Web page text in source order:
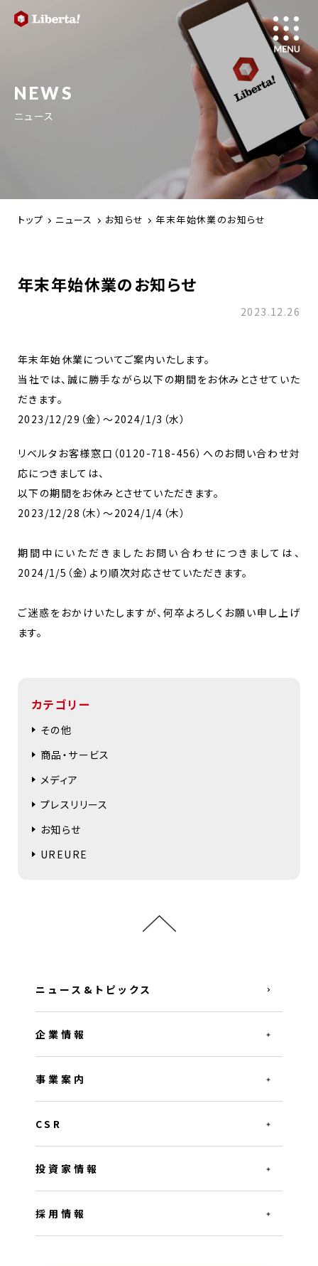
NEWS
ニュース
トップ ニュース お知らせ 年末年始休業のお知らせ
年末年始休業のお知らせ
2023.12.26
年末年始休業についてご案内いたします。
当社では、誠に勝手ながら以下の期間をお休みとさせていた
だきます。
2023/12/29（金）～2024/1/3（水）
リベルタお客様窓口（0120-718-456）へのお問い合わせ対
応につきましては、
以下の期間をお休みとさせていただきます。
2023/12/28（木）～2024/1/4（木）
期間中にいただきましたお問い合わせにつきましては、
2024/1/5（金）より順次対応させていただきます。
ご迷惑をおかけいたしますが、何卒よろしくお願い申し上げ
ます。
カテゴリー
その他
商品・サービス
メディア
プレスリリース
お知らせ
UREURE
ニュース&トピックス
企業情報
事業案内
CSR
投資家情報
採用情報